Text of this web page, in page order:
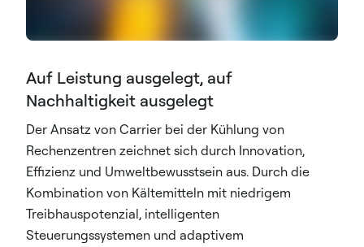
Auf Leistung ausgelegt, auf
Nachhaltigkeit ausgelegt
Der Ansatz von Carrier bei der Kühlung von
Rechenzentren zeichnet sich durch Innovation,
Effizienz und Umweltbewusstsein aus. Durch die
Kombination von Kältemitteln mit niedrigem
Treibhauspotenzial, intelligenten
Steuerungssystemen und adaptivem